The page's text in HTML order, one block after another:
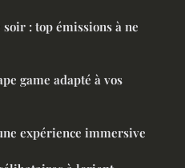
: top émissions à ne
game adapté à vos
expérience immersive